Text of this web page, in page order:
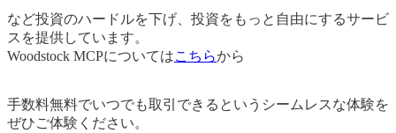
など投資のハードルを下げ、投資をもっと自由にするサービ
スを提供しています。
Woodstock MCPについてはこちらから
手数料無料でいつでも取引できるというシームレスな体験を
ぜひご体験ください。